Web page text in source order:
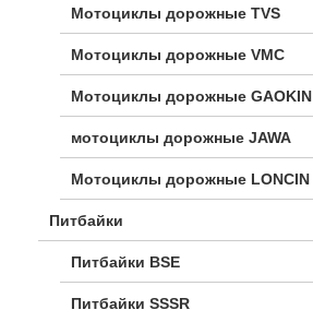
Мотоциклы дорожные TVS
Мотоциклы дорожные VMC
Мотоциклы дорожные GAOKIN
мотоциклы дорожные JAWA
Мотоциклы дорожные LONCIN
Питбайки
Питбайки BSE
Питбайки SSSR